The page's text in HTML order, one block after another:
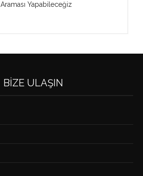
Araması Yapabileceğiz
BIZE ULAŞIN